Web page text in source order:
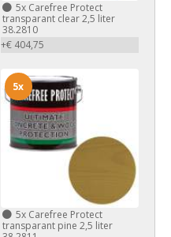
5xCarefree Protect
transparant clear 2,5 liter
38.2810
+€ 404,75
5xCarefree Protect
transparant pine 2,5 liter
5x